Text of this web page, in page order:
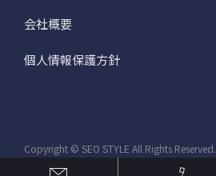
会社概要
個人情報保護方針
Copyright © SEO STYLE All Rights Reserved.